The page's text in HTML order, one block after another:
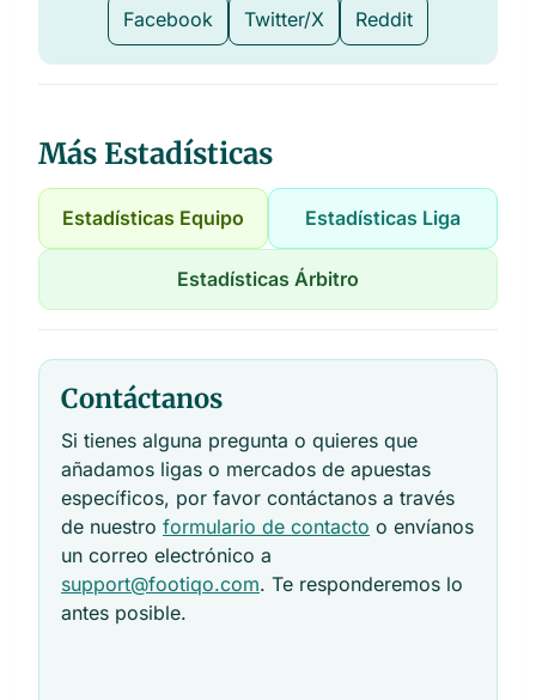
Facebook Twitter/X Reddit
Más Estadísticas
Estadísticas Equipo Estadísticas Liga
Estadísticas Árbitro
Contáctanos
Si tienes alguna pregunta o quieres que
añadamos ligas o mercados de apuestas
específicos, por favor contáctanos a través
de nuestro formulario de contacto o envíanos
un correo electrónico a
support@footiqo.com. Te responderemos lo
antes posible.